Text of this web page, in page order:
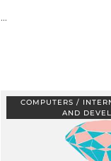
...
COMPUTERS /
AND